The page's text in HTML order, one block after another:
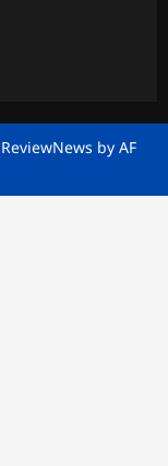
ReviewNews by AF